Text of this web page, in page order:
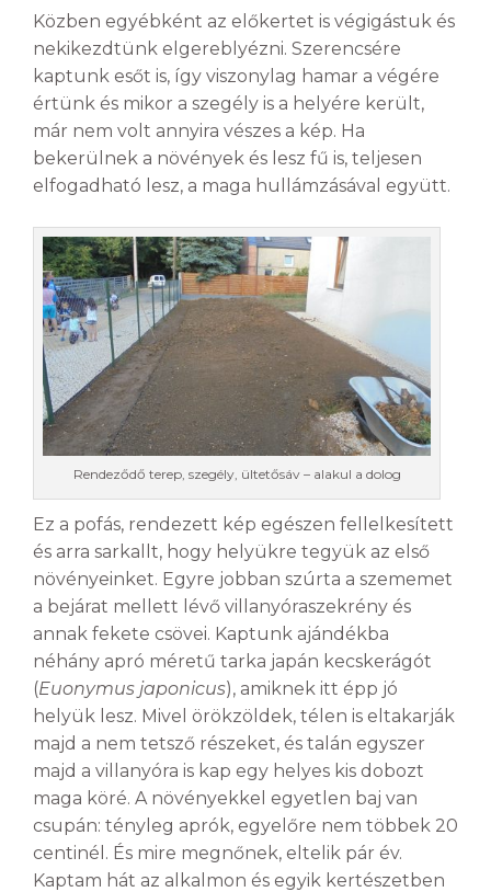
Közben egyébként az előkertet is végigástuk és
nekikezdtünk elgereblyézni. Szerencsére
kaptunk esőt is, így viszonylag hamar a végére
értünk és mikor a szegély is a helyére került,
már nem volt annyira vészes a kép. Ha
bekerülnek a növények és lesz fű is, teljesen
elfogadható lesz, a maga hullámzásával együtt.
Rendeződő terep, szegély, ültetősáv – alakul a dolog
Ez a pofás, rendezett kép egészen fellelkesített
és arra sarkallt, hogy helyükre tegyük az első
növényeinket. Egyre jobban szúrta a szememet
a bejárat mellett lévő villanyóraszekrény és
annak fekete csövei. Kaptunk ajándékba
néhány apró méretű tarka japán kecskerágót
(Euonymus japonicus), amiknek itt épp jó
helyük lesz. Mivel örökzöldek, télen is eltakarják
majd a nem tetsző részeket, és talán egyszer
majd a villanyóra is kap egy helyes kis dobozt
maga köré. A növényekkel egyetlen baj van
csupán: tényleg aprók, egyelőre nem többek 20
centinél. És mire megnőnek, eltelik pár év.
Kaptam hát az alkalmon és egyik kertészetben